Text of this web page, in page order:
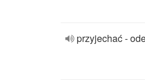
przyjechać -